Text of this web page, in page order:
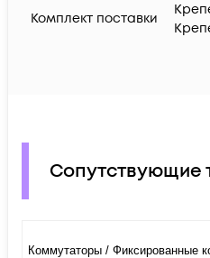
Комплект поставки
Сопутствующие
Коммутаторы / Фиксированные